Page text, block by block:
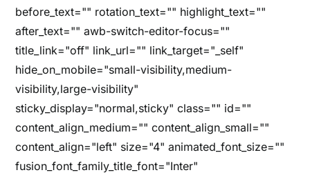
before_text="" rotation_text="" highlight_text=""
after_text="" awb-switch-editor-focus=""
title_link="off" link_url="" link_target="_self"
hide_on_mobile="small-visibility,medium-
visibility,large-visibility"
sticky_display="normal,sticky" class="" id=""
content_align_medium="" content_align_small=""
content_align="left" size="4" animated_font_size=""
fusion_font_family_title_font="Inter"